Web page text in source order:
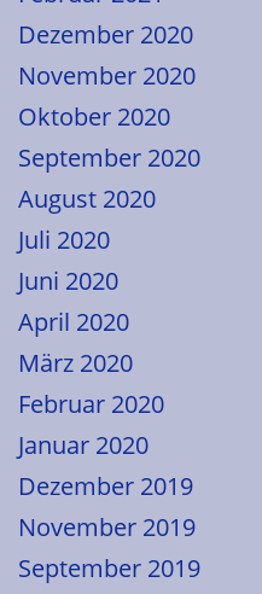
Dezember 2020
November 2020
Oktober 2020
September 2020
August 2020
Juli 2020
Juni 2020
April 2020
März 2020
Februar 2020
Januar 2020
Dezember 2019
November 2019
September 2019